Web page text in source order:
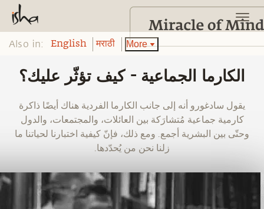
Also in: English मराठी More
الكارما الجماعية - كيف تؤثّر عليك؟
يقول سادغورو أنه إلى جانب الكارما الفردية هناك أيضًا ذاكرة
كارمية جماعية مُتشارَكة بين العائلات، والمجتمعات، والدول
وحتّى بين البشرية أجمع. ومع ذلك، فإنّ كيفية اختبارنا لحياتنا ما
زلنا نحن من يُحدّدها.